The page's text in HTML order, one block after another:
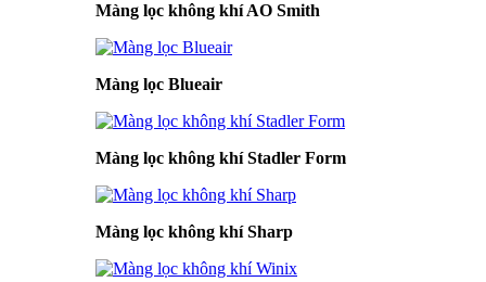
Màng lọc không khí AO Smith
Màng lọc Blueair
Màng lọc không khí Stadler Form
Màng lọc không khí Sharp